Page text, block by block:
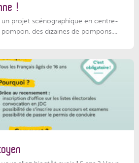
!
projet scénographique en centre-
des dizaines de pompons,...